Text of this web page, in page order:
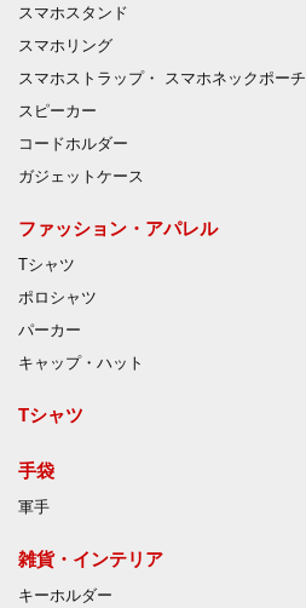
スマホスタンド
スマホリング
スマホストラップ・ スマホネックポーチ
スピーカー
コードホルダー
ガジェットケース
ファッション・アパレル
Tシャツ
ポロシャツ
パーカー
キャップ・ハット
Tシャツ
手袋
軍手
雑貨・インテリア
キーホルダー